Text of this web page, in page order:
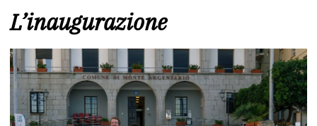
L’inaugurazione